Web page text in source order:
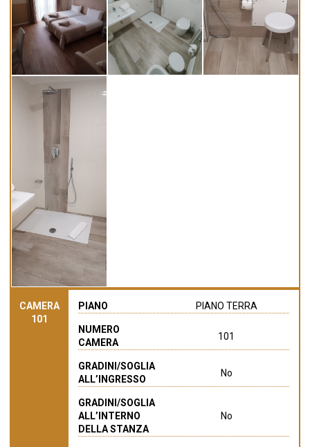
CAMERA
101
PIANO PIANO TERRA
NUMERO
CAMERA
101
GRADINI/SOGLIA
ALL’INGRESSO
No
GRADINI/SOGLIA
ALL’INTERNO
DELLA STANZA
No